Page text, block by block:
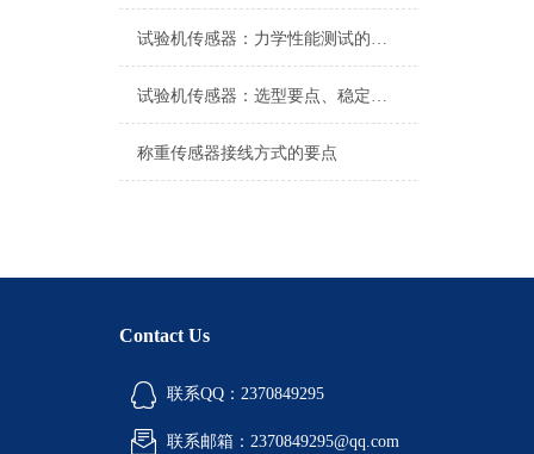
试验机传感器：力学性能测试的核心组件解析
试验机传感器：选型要点、稳定性及分类详解
称重传感器接线方式的要点
Contact Us
联系QQ：2370849295
联系邮箱：2370849295@qq.com